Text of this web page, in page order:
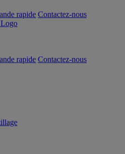
rapide Contactez-nous
rapide Contactez-nous